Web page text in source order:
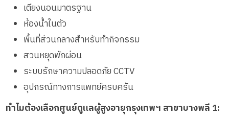
เตียงนอนมาตรฐาน
ห้องน้ำในตัว
พื้นที่ส่วนกลางสำหรับทำกิจกรรม
สวนหยุดพักผ่อน
ระบบรักษาความปลอดภัย CCTV
อุปกรณ์ทางการแพทย์ครบครัน
ทำไมต้องเลือกศูนย์ดูแลผู้สูงอายุกรุงเทพฯ สาขาบางพลี 1: